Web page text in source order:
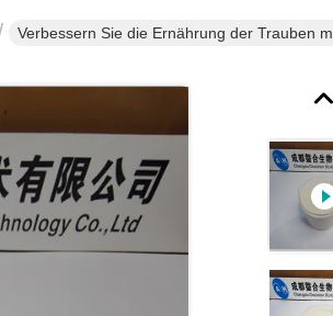
Verbessern Sie die Ernährung der Trauben